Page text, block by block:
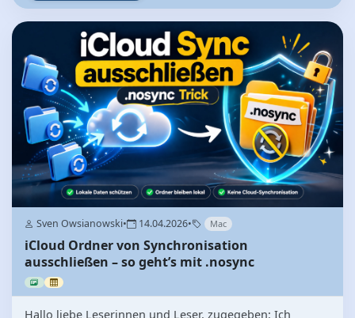
Sven Owsianowski• 14.04.2026• Mac
iCloud Ordner von Synchronisation
ausschließen – so geht’s mit .nosync
Hallo liebe Leserinnen und Leser, zugegeben: Ich